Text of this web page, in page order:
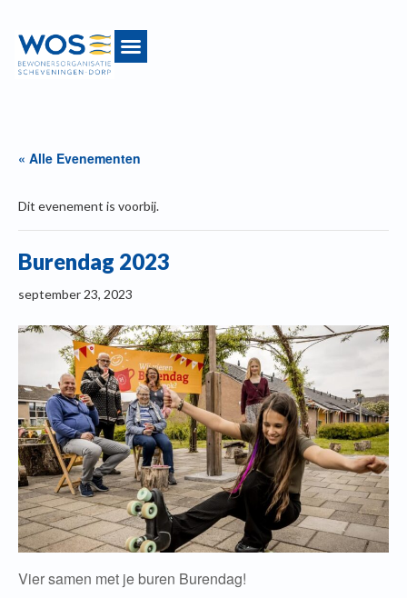
« Alle Evenementen
Dit evenement is voorbij.
Burendag 2023
september 23, 2023
Vier samen met je buren Burendag!